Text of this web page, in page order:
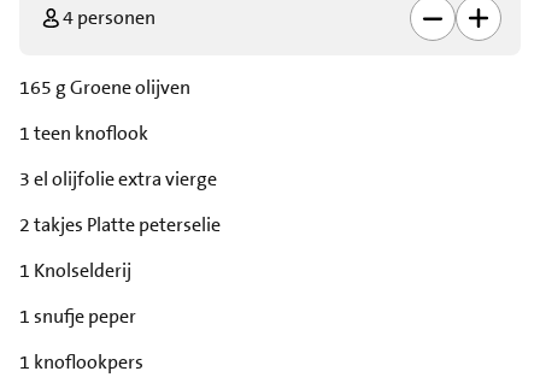
4 personen
165 g Groene olijven
1 teen knoflook
3 el olijfolie extra vierge
2 takjes Platte peterselie
1 Knolselderij
1 snufje peper
1 knoflookpers